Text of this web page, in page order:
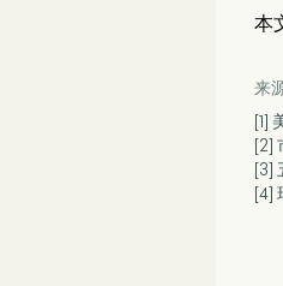
本
来
[1]
[2]
[3]
[4]